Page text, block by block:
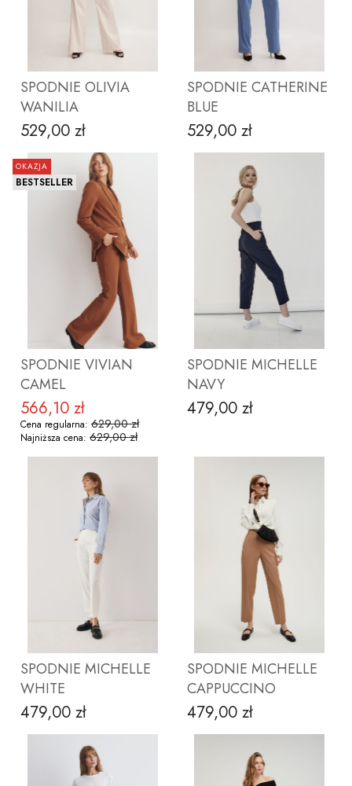
ZOBACZ PRODUKT ZOBACZ PRODUKT
SPODNIE OLIVIA
WANILIA
Cena
529,00 zł
ZOBACZ PRODUKT
SPODNIE CATHERINE
BLUE
Cena
529,00 zł
ZOBACZ PRODUKT
OKAZJA
BESTSELLER
SPODNIE VIVIAN
CAMEL
Cena promocyjna
566,10 zł
Cena regularna: 629,00 zł
Najniższa cena: 629,00 zł
SPODNIE MICHELLE
NAVY
Cena
479,00 zł
ZOBACZ PRODUKT
SPODNIE MICHELLE
WHITE
Cena
479,00 zł
SPODNIE MICHELLE
CAPPUCCINO
Cena
479,00 zł